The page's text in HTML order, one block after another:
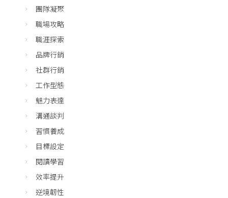
團隊凝聚
職場攻略
職涯探索
品牌行銷
社群行銷
工作型態
魅力表達
溝通談判
習慣養成
目標設定
閱讀學習
效率提升
逆境韌性